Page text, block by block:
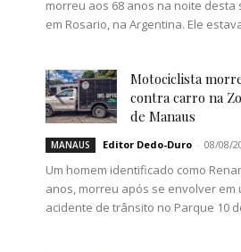
morreu aos 68 anos na noite desta
em Rosario, na Argentina. Ele
Motociclista
contra carro na
de Manaus
MANAUS Editor Dedo-Duro - 08/08/
Um homem identificado como
anos, morreu após se envolver em
acidente de trânsito no Parque 10